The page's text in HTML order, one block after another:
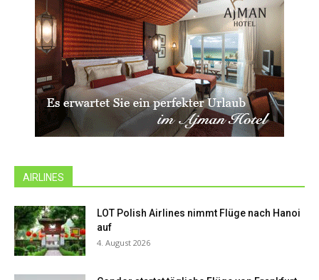
AIRLINES
LOT Polish Airlines nimmt Flüge nach Hanoi
auf
4. August 2026